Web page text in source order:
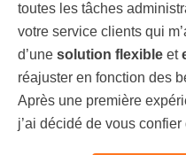
toutes les tâches
votre service clients qui
d’une solution flexible et
réajuster en fonction des
Après une première
j’ai décidé de vous